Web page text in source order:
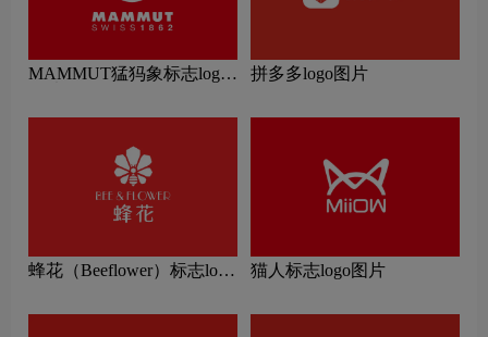
MAMMUT猛犸象标志logo
拼多多logo图片
蜂花（Beeflower）标志logo
猫人标志logo图片